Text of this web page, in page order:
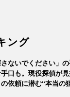
ング
さないでください」
口も。現役探偵が
依頼に潜む“本当の